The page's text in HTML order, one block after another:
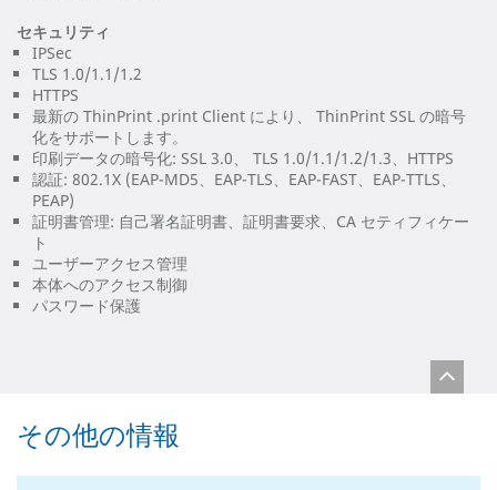
セキュリティ
IPSec
TLS 1.0/1.1/1.2
HTTPS
最新の ThinPrint .print Client により、 ThinPrint SSL の暗号
化をサポートします。
印刷データの暗号化: SSL 3.0、 TLS 1.0/1.1/1.2/1.3、HTTPS
認証: 802.1X (EAP-MD5、EAP-TLS、EAP-FAST、EAP-TTLS、
PEAP)
証明書管理: 自己署名証明書、証明書要求、CA セティフィケー
ト
ユーザーアクセス管理
本体へのアクセス制御
パスワード保護
その他の情報